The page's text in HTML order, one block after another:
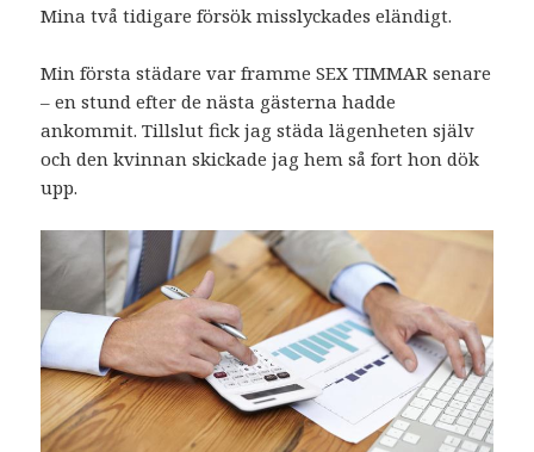
Mina två tidigare försök misslyckades eländigt.
Min första städare var framme SEX TIMMAR senare
– en stund efter de nästa gästerna hadde
ankommit. Tillslut fick jag städa lägenheten själv
och den kvinnan skickade jag hem så fort hon dök
upp.